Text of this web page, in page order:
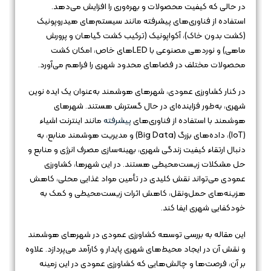
در حالی که کیفیت محصولات و بهره‌وری را افزایش می‌دهد.
استفاده از فناوری‌های پیشرفته مانند سیستم‌های هیدروپونیک
(کشت بدون خاک)، آکواپونیک (ترکیب کشت گیاهان و پرورش
ماهی) و نوردهی مصنوعی با LEDهای خاص، امکان کشت
محصولات مختلف در فضاهای محدود شهری را فراهم می‌آورد.
در کنار کشاورزی عمودی، شهرهای هوشمند به‌عنوان یک ایده نوین
شهری، به‌طور فزاینده‌ای در حال گسترش هستند. شهرهای
هوشمند با استفاده از فناوری‌هایپیشرفتهمانند اینترنت اشیاء
(IoT)، داده‌های بزرگ (Big Data) و مدیریت هوشمند منابع، به
دنبال ارتقاء کیفیت زندگی شهری، بهینه‌سازی مصرف انرژی و منابع و
حل مشکلات زیست‌محیطی هستند. در این شهرها، کشاورزی
عمودی می‌تواند نقش کلیدی در تأمین مواد غذایی محلی، کاهش
هزینه‌های حمل‌ونقل، کاهش اثرات زیست‌محیطی و کمک به
خودکفایی شهری ایفا کند.
این مقاله به بررسی توسعه کشاورزی عمودی در شهرهای هوشمند
و نقش آن در ایجاد محیط‌های شهری پایدار و کارآمد می‌پردازد. علاوه
بر آن، فرصت‌ها و چالش‌هایی که کشاورزی عمودی در این زمینه